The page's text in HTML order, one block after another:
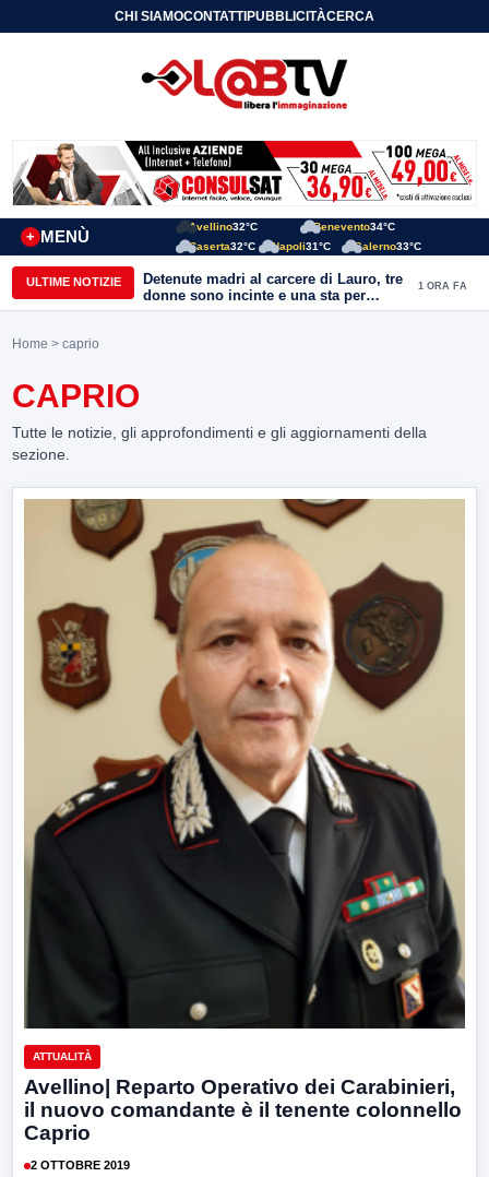
CHI SIAMOCONTATTIPUBBLICITÀCERCA
MENÙ
+
Avellino32°C Benevento34°C
Caserta32°C Napoli31°C Salerno33°C
ULTIME NOTIZIE
Detenute madri al carcere di Lauro, tre
donne sono incinte e una sta per
partorire. Ciambriello: Un bambino
1 ORA FA
Home > caprio
CAPRIO
Tutte le notizie, gli approfondimenti e gli aggiornamenti della
sezione.
ATTUALITÀ
Avellino| Reparto Operativo dei Carabinieri,
il nuovo comandante è il tenente colonnello
Caprio
2 OTTOBRE 2019